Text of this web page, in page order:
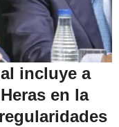
incluye a
en la